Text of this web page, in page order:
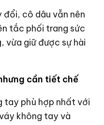
cô dâu vẫn nên
tắc phối trang sức
vừa giữ được sự hài
cần tiết chế
tay phù hợp nhất với
không tay và